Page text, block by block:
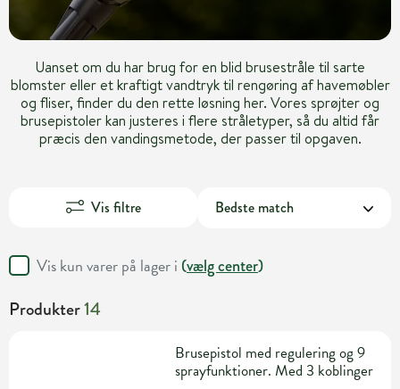
Uanset om du har brug for en blid brusestråle til sarte
blomster eller et kraftigt vandtryk til rengøring af havemøbler
og fliser, finder du den rette løsning her. Vores sprøjter og
brusepistoler kan justeres i flere stråletyper, så du altid får
præcis den vandingsmetode, der passer til opgaven.
Vis filtre
Vis kun varer på lager i (vælg center)
Produkter14
Brusepistol med regulering og 9
sprayfunktioner. Med 3 koblinger